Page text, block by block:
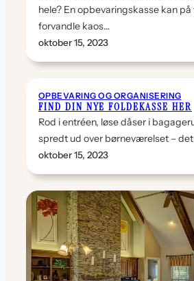
hele? En opbevaringskasse kan
forvandle kaos…
oktober 15, 2023
OPBEVARING OG ORGANISERING
FIND DIN NYE FOLDEKASSE HER
Rod i entréen, løse dåser i
spredt ud over børneværelset –
oktober 15, 2023